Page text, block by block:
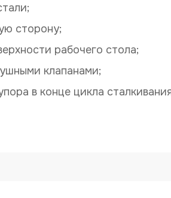
DJ-130, DJ-145, DJ-165
сторону;
рабочего стола;
клапанами;
в конце цикла